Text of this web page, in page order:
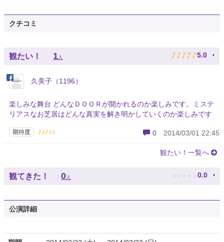
クチコミ
観たい！ 1人 ♪ ♪ ♪ ♪ ♪ 5.0
久美子（1196）
楽しみな舞台 どんなＤＯＯＲが開かれるのか楽しみです。ミステ
リアスなお芝居はどんな真実を解き明かしていくのか楽しみです
期待度 ♪♪♪♪♪ 0 2014/03/01 22:45
観たい！一覧へ
観てきた！ 0 人 ★ ★ ★ ★ ★ 0.0
公演詳細